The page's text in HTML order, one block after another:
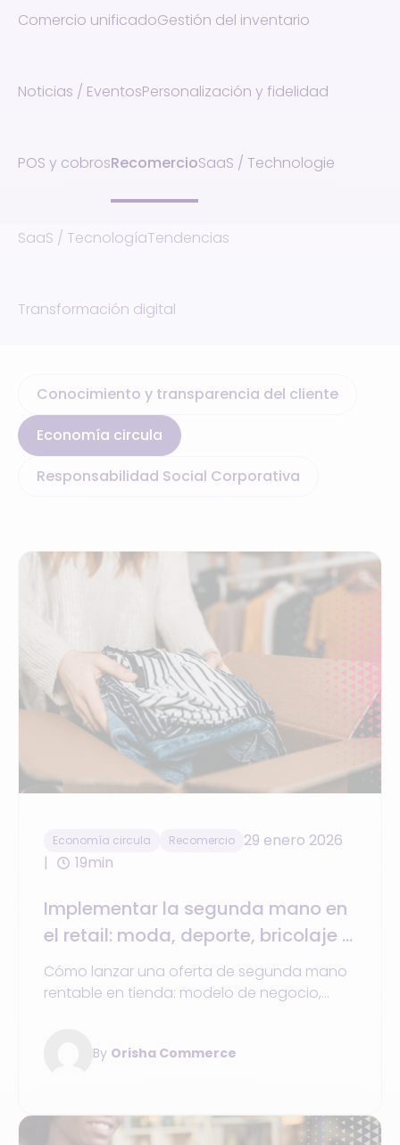
Comercio unificadoGestión del inventario
Noticias / EventosPersonalización y fidelidad
POS y cobrosRecomercioSaaS / Technologie
SaaS / TecnologíaTendencias
Transformación digital
Conocimiento y transparencia del cliente
Economía circula
Responsabilidad Social Corporativa
Economía circula Recomercio
29 enero 2026
19min
Implementar la segunda mano en
el retail: moda, deporte, bricolaje –
Una guía operativa
Cómo lanzar una oferta de segunda mano
rentable en tienda: modelo de negocio,
By Orisha Commerce